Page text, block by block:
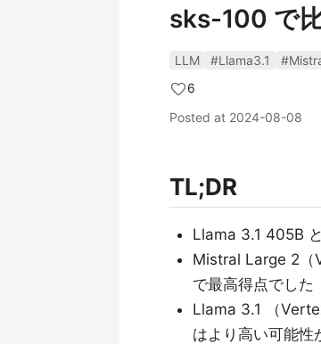
sks-100 で
LLM #Llama3.1
6
Posted at 2024-08-08
TL;DR
Llama 3.1 405B
Mistral Large 2（
で最高得点でした
Llama 3.1 （
はより高い可能性